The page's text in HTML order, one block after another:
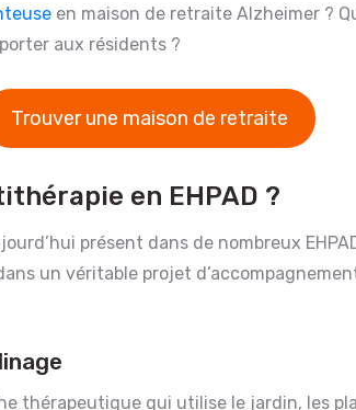
en maison de retraite Alzheimer ?
aux résidents ?
Trouver une maison de retraite
en EHPAD ?
présent dans de nombreux
un véritable projet
thérapeutique qui utilise le jardin, les